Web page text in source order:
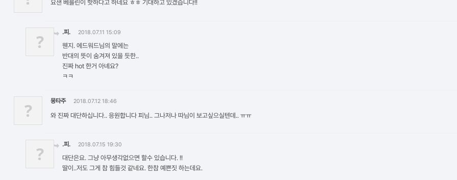
요샌 베를린이 핫하다고 하네요 ㅎㅎ 기대하고 있겠습니다!!
? .피. 2018.07.11 15:09
웬지. 에드워드님의 말에는
반대의 뜻이 숨겨져 있을 듯한..
진짜 hot 한거 아녜요?
ㅋㅋ
? 몽타주 2018.07.12 18:46
와 진짜 대단하십니다.. 응원합니다 피님.. 그나저나 따님이 보고싶으실텐데.. ㅠㅠ
? .피. 2018.07.15 19:30
대단은요. 그냥 아무생각없으면 할수 있습니다. !!
딸이..저도 그게 참 힘들것 같네요. 한참 예쁜짓 하는데요.